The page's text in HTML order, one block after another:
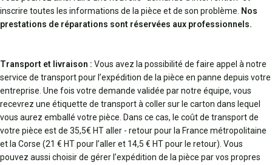
inscrire toutes les informations de la pièce et de son problème. Nos
prestations de réparations sont réservées aux professionnels.
Transport et livraison : Vous avez la possibilité de faire appel à notre
service de transport pour l’expédition de la pièce en panne depuis votre
entreprise. Une fois votre demande validée par notre équipe, vous
recevrez une étiquette de transport à coller sur le carton dans lequel
vous aurez emballé votre pièce. Dans ce cas, le coût de transport de
votre pièce est de 35,5€ HT aller - retour pour la France métropolitaine
et la Corse (21 € HT pour l’aller et 14,5 € HT pour le retour). Vous
pouvez aussi choisir de gérer l’expédition de la pièce par vos propres